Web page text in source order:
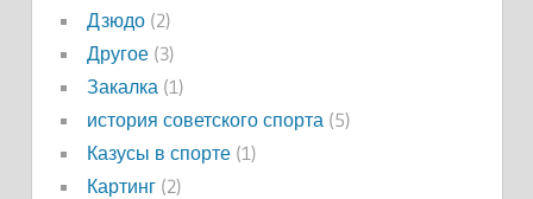
Дзюдо(2)
Другое(3)
Закалка (1)
история советского спорта (5)
Казусы в спорте(1)
Картинг(2)